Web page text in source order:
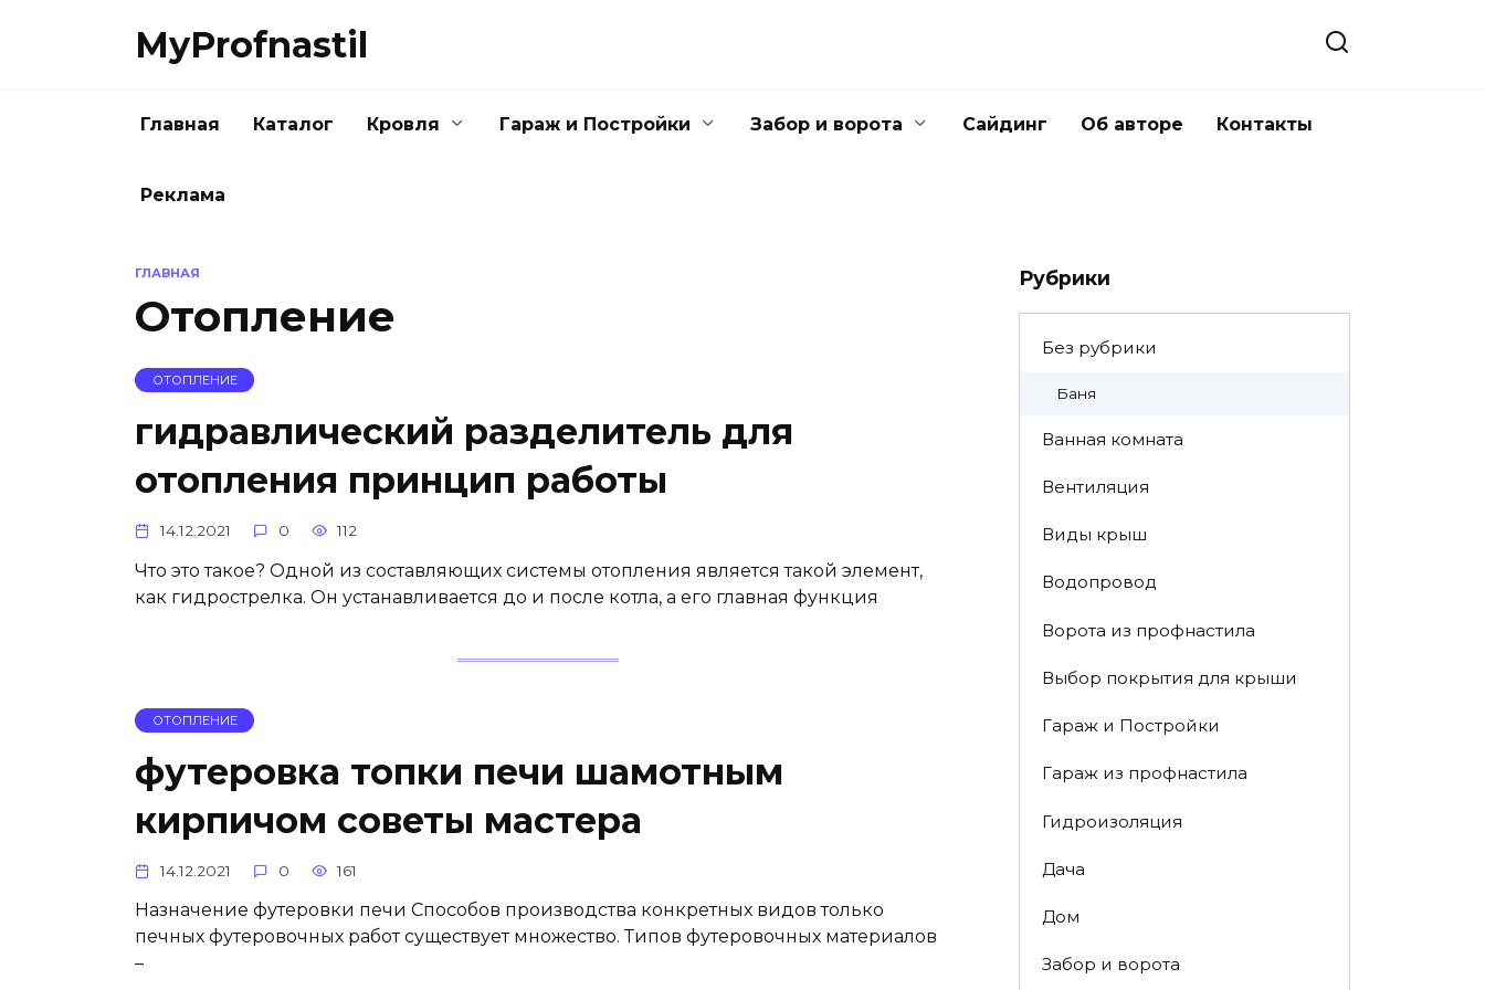
MyProfnastil
Главная Каталог Кровля Гараж и Постройки Забор и ворота Сайдинг Об авторе Контакты
Реклама
ГЛАВНАЯ
Отопление
ОТОПЛЕНИЕ
гидравлический разделитель для
отопления принцип работы
14.12.2021 0 112
Что это такое? Одной из составляющих системы отопления является такой элемент,
как гидрострелка. Он устанавливается до и после котла, а его главная функция
ОТОПЛЕНИЕ
футеровка топки печи шамотным
кирпичом советы мастера
14.12.2021 0 161
Назначение футеровки печи Способов производства конкретных видов только
печных футеровочных работ существует множество. Типов футеровочных материалов
–
Рубрики
Без рубрики
Баня
Ванная комната
Вентиляция
Виды крыш
Водопровод
Ворота из профнастила
Выбор покрытия для крыши
Гараж и Постройки
Гараж из профнастила
Гидроизоляция
Дача
Дом
Забор и ворота